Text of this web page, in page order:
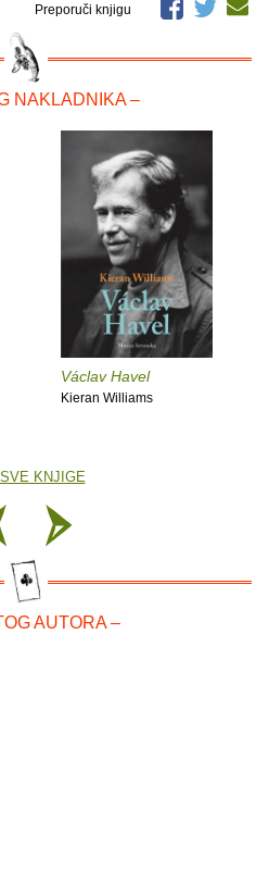
Preporuči knjigu
NAKLADNIKA –
Václav Havel
Kieran Williams
KNJIGE
AUTORA –